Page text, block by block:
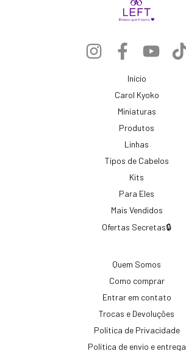
Início
Carol Kyoko
Miniaturas
Produtos
Linhas
Tipos de Cabelos
Kits
Para Eles
Mais Vendidos
Ofertas Secretas🔒
Quem Somos
Como comprar
Entrar em contato
Trocas e Devoluções
Política de Privacidade
Política de envio e entrega